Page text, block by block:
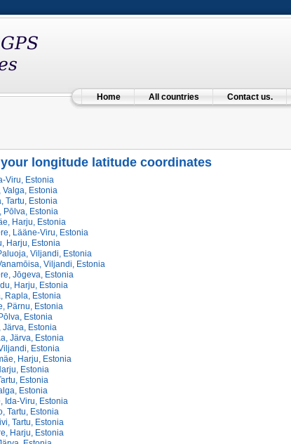
Home All countries Contact us.
longitude latitude coordinates
Viru, Estonia
Valga, Estonia
Tartu, Estonia
Pōlva, Estonia
Harju, Estonia
Lääne-Viru, Estonia
Harju, Estonia
Viljandi, Estonia
Viljandi, Estonia
Jōgeva, Estonia
Harju, Estonia
Rapla, Estonia
Pärnu, Estonia
Estonia
Järva, Estonia
Järva, Estonia
Estonia
Harju, Estonia
Estonia
Estonia
Estonia
Ida-Viru, Estonia
Tartu, Estonia
Tartu, Estonia
Harju, Estonia